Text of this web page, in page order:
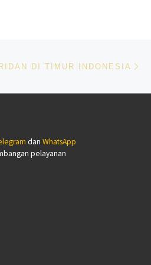
DI TIMUR INDONESIA
dan WhatsApp
pelayanan